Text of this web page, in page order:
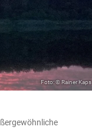
Foto: © Rainer Kaps